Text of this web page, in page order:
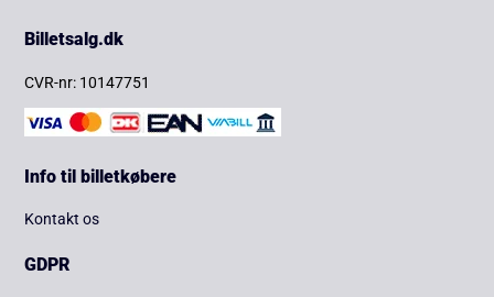
Billetsalg.dk
CVR-nr: 10147751
Info til billetkøbere
Kontakt os
GDPR